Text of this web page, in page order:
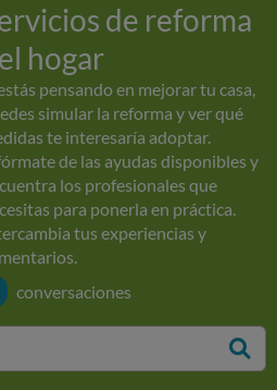
de reforma
hogar
pensando en mejorar tu casa,
simular la reforma y ver qué
te interesaría adoptar.
de las ayudas disponibles y
los profesionales que
para ponerla en práctica.
tus experiencias y
conversaciones